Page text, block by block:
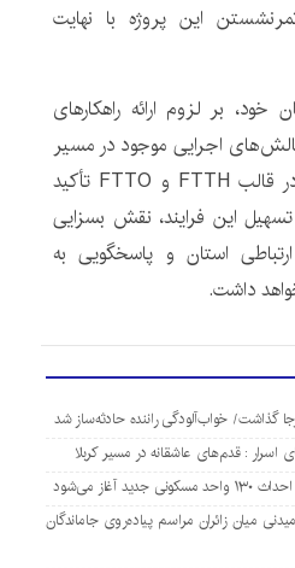
این پروژه با نهایت
خود، بر لزوم ارائه راهکارهای
اجرایی موجود در مسیر
واگذاری تلفن و باندپهن در قالب FTTH و FTTO تأکید
این فرایند، نقش بسزایی
استان و پاسخگویی به
داشت.
اسرار : قدم‌های عاشقانه در مسیر کربلا
آغاز می‌شود
آب آشامیدنی میان زائران مراسم پیاده‌روی جاماندگان